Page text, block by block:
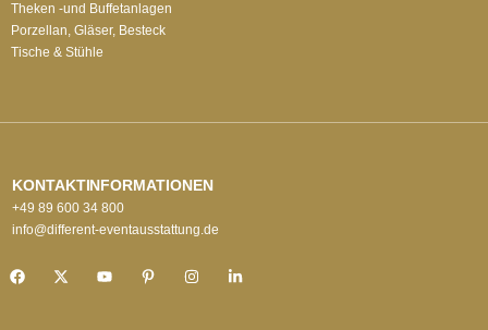
Theken -und Buffetanlagen
Porzellan, Gläser, Besteck
Tische & Stühle
KONTAKTINFORMATIONEN
+49 89 600 34 800
info@different-eventausstattung.de